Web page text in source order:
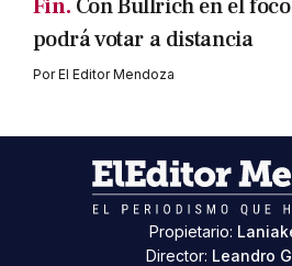
Fin. Con Bullrich en el
podrá votar a distancia
PorEl Editor Mendoza
Propietario:
Director: Leandro